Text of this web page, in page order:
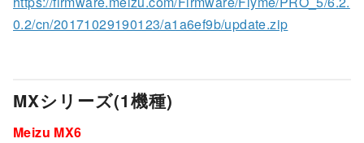
0.2/cn/20171029190123/a1a6ef9b/update.zip
MXシリーズ(1機種)
Meizu MX6